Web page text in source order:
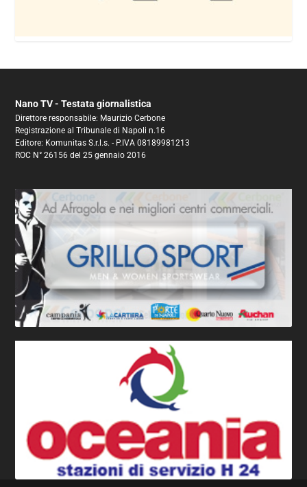
Nano TV - Testata giornalistica
Direttore responsabile: Maurizio Cerbone
Registrazione al Tribunale di Napoli n.16
Editore: Komunitas S.r.l.s. - P.IVA 08189981213
ROC N° 26156 del 25 gennaio 2016